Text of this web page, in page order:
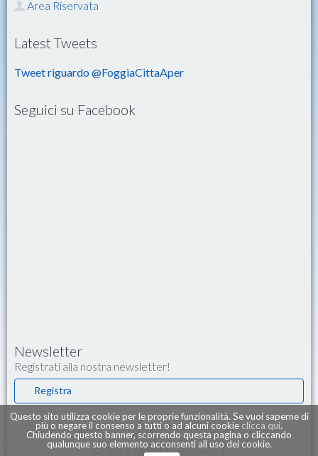
Questo sito utilizza cookie per le proprie funzionalità. Se vuoi saperne di
più o negare il consenso a tutti o ad alcuni cookie clicca qui.
Chiudendo questo banner, scorrendo questa pagina o cliccando
qualunque suo elemento acconsenti all uso dei cookie.
Area Riservata
Latest Tweets
Tweet riguardo @FoggiaCittaAper
Seguici su Facebook
Newsletter
Registrati alla nostra newsletter!
Registra
© 2015 All Rights Reserved.